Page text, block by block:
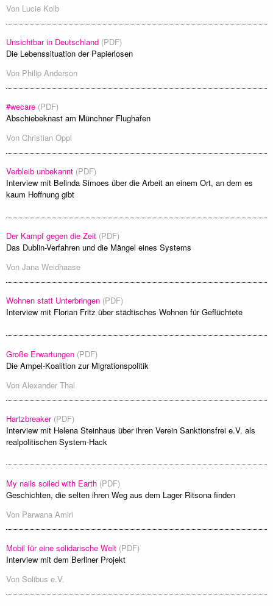
Von Lucie Kolb
Unsichtbar in Deutschland (PDF)
Die Lebenssituation der Papierlosen
Von Philip Anderson
#wecare (PDF)
Abschiebeknast am Münchner Flughafen
Von Christian Oppl
Verbleib unbekannt (PDF)
Interview mit Belinda Simoes über die Arbeit an einem Ort, an dem es
kaum Hoffnung gibt
Der Kampf gegen die Zeit (PDF)
Das Dublin-Verfahren und die Mängel eines Systems
Von Jana Weidhaase
Wohnen statt Unterbringen (PDF)
Interview mit Florian Fritz über städtisches Wohnen für Geflüchtete
Große Erwartungen (PDF)
Die Ampel-Koalition zur Migrationspolitik
Von Alexander Thal
Hartzbreaker (PDF)
Interview mit Helena Steinhaus über ihren Verein Sanktionsfrei e.V. als
realpolitischen System-Hack
My nails soiled with Earth (PDF)
Geschichten, die selten ihren Weg aus dem Lager Ritsona finden
Von Parwana Amiri
Mobil für eine solidarische Welt (PDF)
Interview mit dem Berliner Projekt
Von Solibus e.V.